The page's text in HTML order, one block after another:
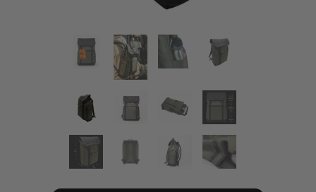
INSPIRACIÓN DE DISEÑO
Inspirada en Bangkok: intensa,
flexible y llena de movimiento.
Bangkok es una ciudad viva, rápida y